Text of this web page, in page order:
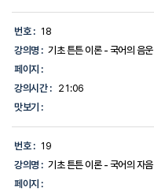
번호 : 18
강의명 : 기초 튼튼 이론 - 국어의 음운
페이지 :
강의시간 :
21:06
맛보기 :
번호 : 19
강의명 : 기초 튼튼 이론 - 국어의 자음
페이지 :